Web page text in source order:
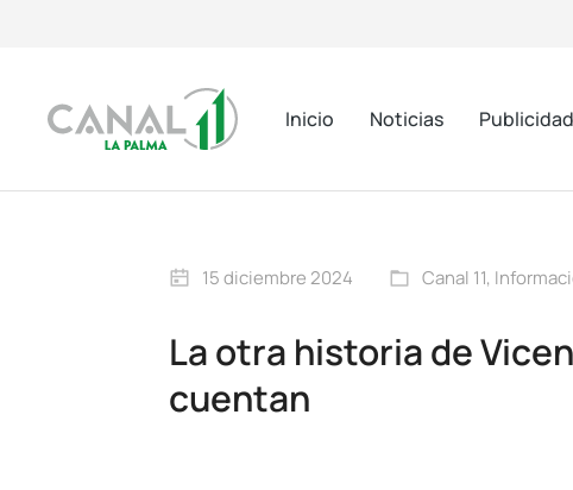
Inicio Noticias Publicidad
15 diciembre 2024 Canal 11,
La otra historia de
cuentan